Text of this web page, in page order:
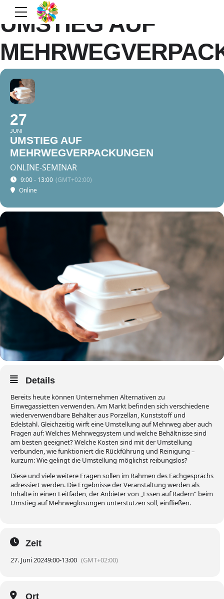
UMSTIEG AUF
27
JUNI
UMSTIEG AUF
MEHRWEGVERPACKUNGEN
ONLINE-SEMINAR
9:00 - 13:00 (GMT+02:00)
Online
Details
Bereits heute können Unternehmen Alternativen zu
Einwegassietten verwenden. Am Markt befinden sich verschiedene
wiederverwendbare Behälter aus Porzellan, Kunststoff und
Edelstahl. Gleichzeitig wirft eine Umstellung auf Mehrweg aber auch
Fragen auf: Welches Mehrwegsystem und welche Behältnisse sind
am besten geeignet? Welche Kosten sind mit der Umstellung
verbunden, wie funktioniert die Rückführung und Reinigung –
kurzum: Wie gelingt die Umstellung möglichst reibungslos?
Diese und viele weitere Fragen sollen im Rahmen des Fachgesprächs
adressiert werden. Die Ergebnisse der Veranstaltung werden als
Inhalte in einen Leitfaden, der Anbieter von „Essen auf Rädern“ beim
Umstieg auf Mehrweglösungen unterstützen soll, einfließen.
Zeit
27. Juni 20249:00-13:00 (GMT+02:00)
Ort